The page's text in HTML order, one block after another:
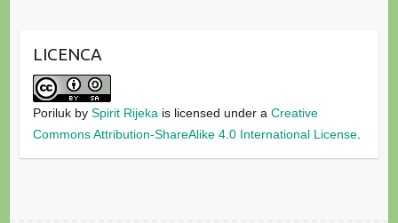
LICENCA
Porilukby Spirit Rijeka is licensed under a Creative
Commons Attribution-ShareAlike 4.0 International License.